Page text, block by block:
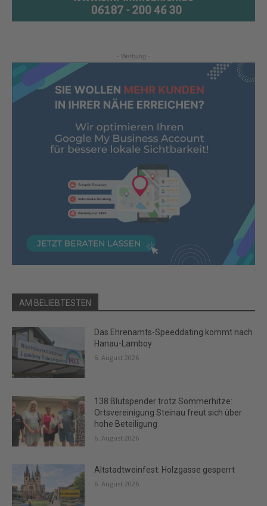
- Werbung -
AM BELIEBTESTEN
Das Ehrenamts-Speeddating kommt nach
Hanau-Lamboy
6. August 2026
138 Blutspender trotz Sommerhitze:
Ortsvereinigung Steinau freut sich über
hohe Beteiligung
6. August 2026
Altstadtweinfest: Holzgasse gesperrt
6. August 2026